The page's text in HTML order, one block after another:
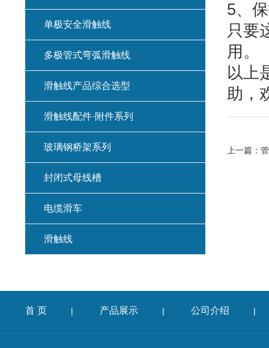
5、
只要
用。
以上
助，
上一篇：
单极安全滑触线
多极管式弯弧滑触线
滑触线产品综合选型
滑触线配件·附件系列
玻璃钢桥架系列
封闭式母线槽
电缆滑车
滑触线
首 页 | 产品展示 | 公司介绍 |